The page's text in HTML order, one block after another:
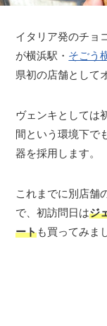
イタリア発のチョ
が横浜駅・ そごう
県初の店舗として
ヴェンキとしては
間という環境下で
器を採用します。
これまでに別店舗
で、初訪問日はジ
ートも買ってみま